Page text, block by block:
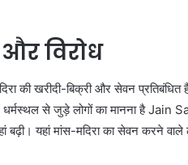
विरोध
की खरीदी-बिक्री और सेवन प्रतिबंधित
से जुड़े लोगों का मानना है Jain
बढ़ी। यहां मांस-मदिरा का सेवन करने